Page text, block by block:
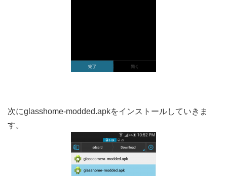
次にglasshome-modded.apkをインストールしていきま
す。